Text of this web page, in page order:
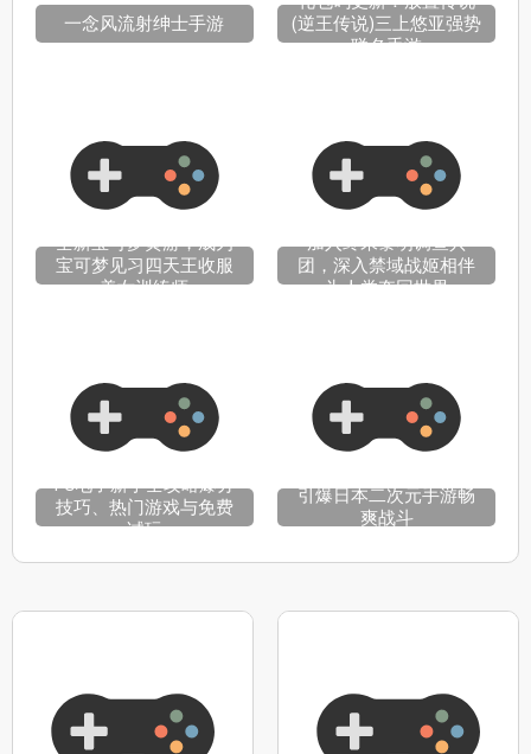
一念风流射绅士手游
(逆王传说)三上悠亚强势
联名手游
全新宝可梦黄游，成为
宝可梦见习四天王收服
美女训练师
加入终末黎明调查兵
团，深入禁域战姬相伴
为人类夺回世界
PG电子新手全攻略爆分
技巧、热门游戏与免费
试玩
引爆日本二次元手游畅
爽战斗